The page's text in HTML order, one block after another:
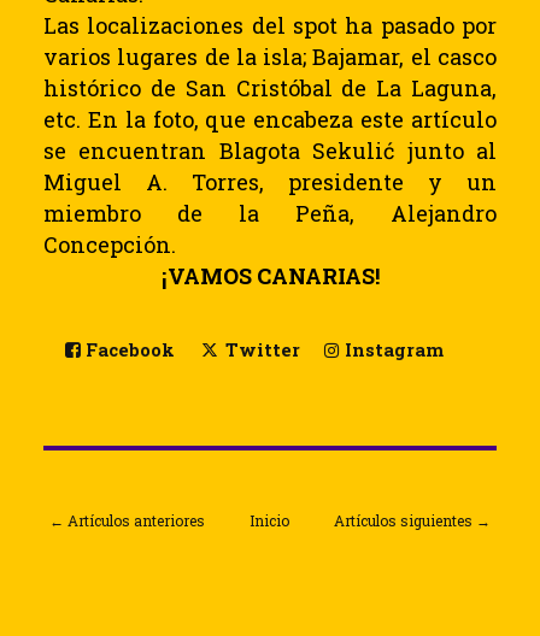
Las localizaciones del spot ha pasado por
varios lugares de la isla; Bajamar, el casco
histórico de San Cristóbal de La Laguna,
etc. En la foto, que encabeza este artículo
se encuentran Blagota Sekulić junto al
Miguel A. Torres, presidente y un
miembro de la Peña, Alejandro
Concepción.
¡VAMOS CANARIAS!
Facebook Twitter Instagram
← Artículos anteriores Artículos siguientes →
Inicio